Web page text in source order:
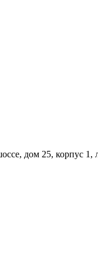
дом 25, корпус 1,